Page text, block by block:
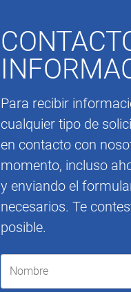
Para recibir
cualquier tipo de
en contacto con
momento, incluso
y enviando el
necesarios. Te
posible.